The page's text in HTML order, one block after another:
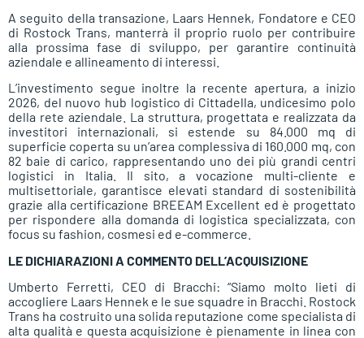
A seguito della transazione, Laars Hennek, Fondatore e CEO
di Rostock Trans, manterrà il proprio ruolo per contribuire
alla prossima fase di sviluppo, per garantire continuità
aziendale e allineamento di interessi.
L’investimento segue inoltre la recente apertura, a inizio
2026, del nuovo hub logistico di Cittadella, undicesimo polo
della rete aziendale. La struttura, progettata e realizzata da
investitori internazionali, si estende su 84.000 mq di
superficie coperta su un’area complessiva di 160.000 mq, con
82 baie di carico, rappresentando uno dei più grandi centri
logistici in Italia. Il sito, a vocazione multi-cliente e
multisettoriale, garantisce elevati standard di sostenibilità
grazie alla certificazione BREEAM Excellent ed è progettato
per rispondere alla domanda di logistica specializzata, con
focus su fashion, cosmesi ed e-commerce.
LE DICHIARAZIONI A COMMENTO DELL’ACQUISIZIONE
Umberto Ferretti, CEO di Bracchi: “Siamo molto lieti di
accogliere Laars Hennek e le sue squadre in Bracchi. Rostock
Trans ha costruito una solida reputazione come specialista di
alta qualità e questa acquisizione è pienamente in linea con